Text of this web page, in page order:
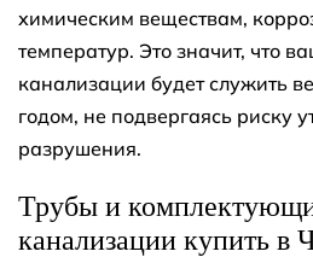
химическим веществам,
температур. Это значит, что
канализации будет служить
годом, не подвергаясь риску
разрушения.
Трубы и
канализации купить в